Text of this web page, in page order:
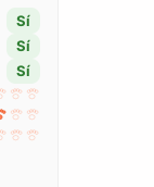
Sí
Sí
Sí